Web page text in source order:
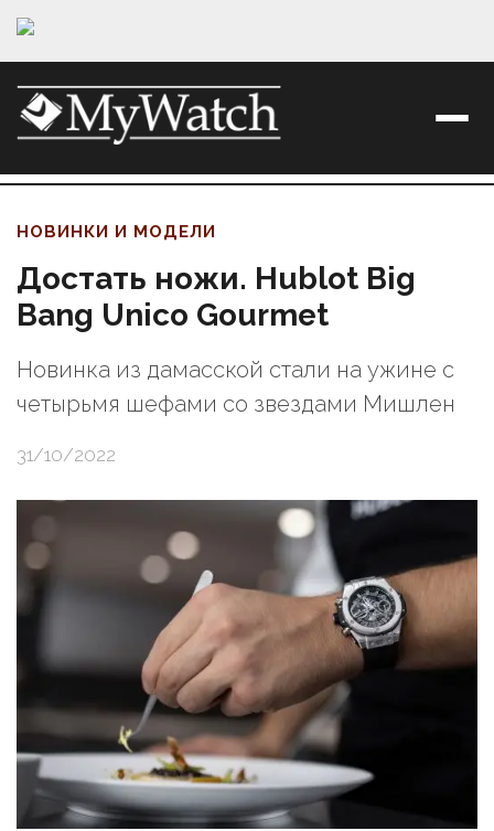
НОВИНКИ И МОДЕЛИ
Достать ножи. Hublot Big
Bang Unico Gourmet
Новинка из дамасской стали на ужине с
четырьмя шефами со звездами Мишлен
31/10/2022